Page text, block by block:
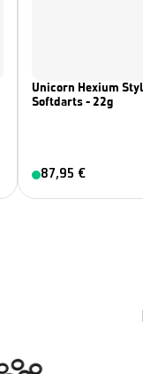
Unicorn Hexium
Softdarts - 22g
87,95 €